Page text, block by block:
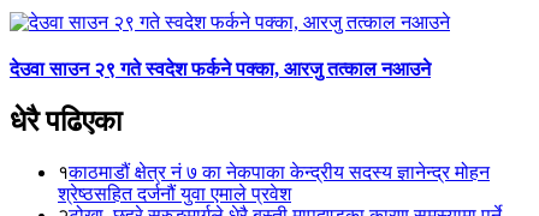
देउवा साउन २९ गते स्वदेश फर्कने पक्का, आरजु तत्काल नआउने
धेरै पढिएका
१काठमाडौं क्षेत्र नं ७ का नेकपाका केन्द्रीय सदस्य ज्ञानेन्द्र मोहन
श्रेष्ठसहित दर्जनौं युवा एमाले प्रवेश